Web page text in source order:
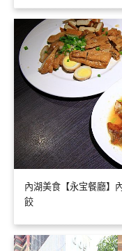
內湖美食【永宝餐廳】
餃